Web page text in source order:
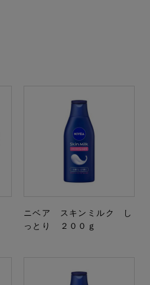
ニベア スキンミルク し
っとり ２００ｇ